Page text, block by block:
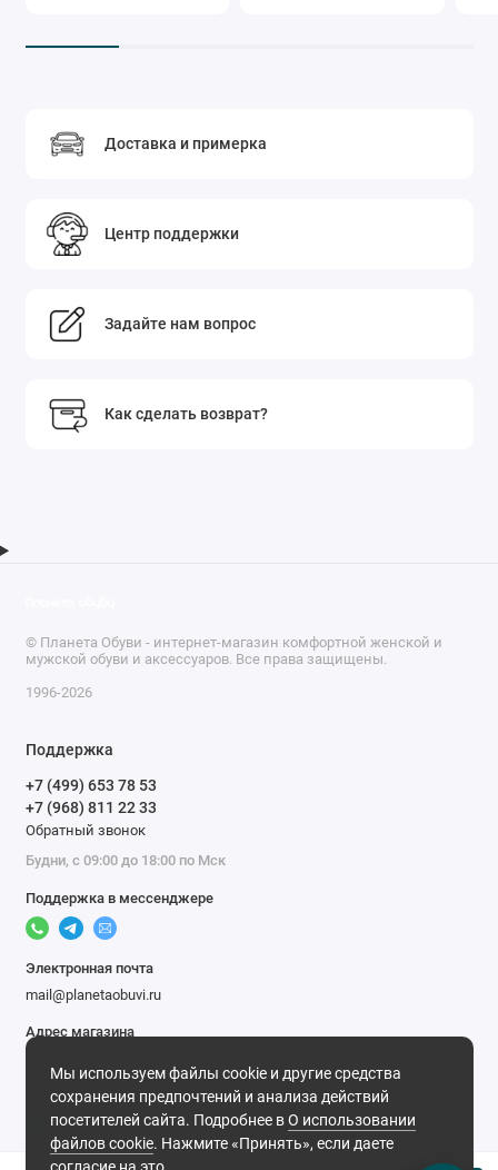
Доставка и примерка
Центр поддержки
Задайте нам вопрос
Как сделать возврат?
Мы используем файлы cookie и другие средства
сохранения предпочтений и анализа действий
посетителей сайта. Подробнее вО использовании
файлов cookie. Нажмите «Принять», если даете
© Планета Обуви - интернет-магазин комфортной женской и
мужской обуви и аксессуаров. Все права защищены.
1996-2026
Поддержка
+7 (499) 653 78 53
+7 (968) 811 22 33
Обратный звонок
Будни, с 09:00 до 18:00 по Мск
Поддержка в мессенджере
Электронная почта
mail@planetaobuvi.ru
Адрес магазина
Мы в сети